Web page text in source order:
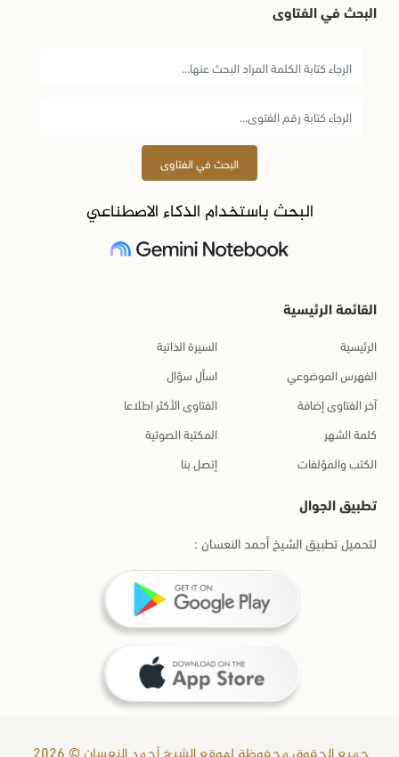
البحث في الفتاوى
البحث في الفتاوى
البحث باستخدام الذكاء الاصطناعي
القائمة الرئيسية
الرئيسية
السيرة الذاتية
الفهرس الموضوعي
اسأل سؤال
آخر الفتاوى إضافة
الفتاوى الأكثر اطلاعا
كلمة الشهر
المكتبة الصوتية
الكتب والمؤلفات
إتصل بنا
تطبيق الجوال
لتحميل تطبيق الشيخ أحمد النعسان :